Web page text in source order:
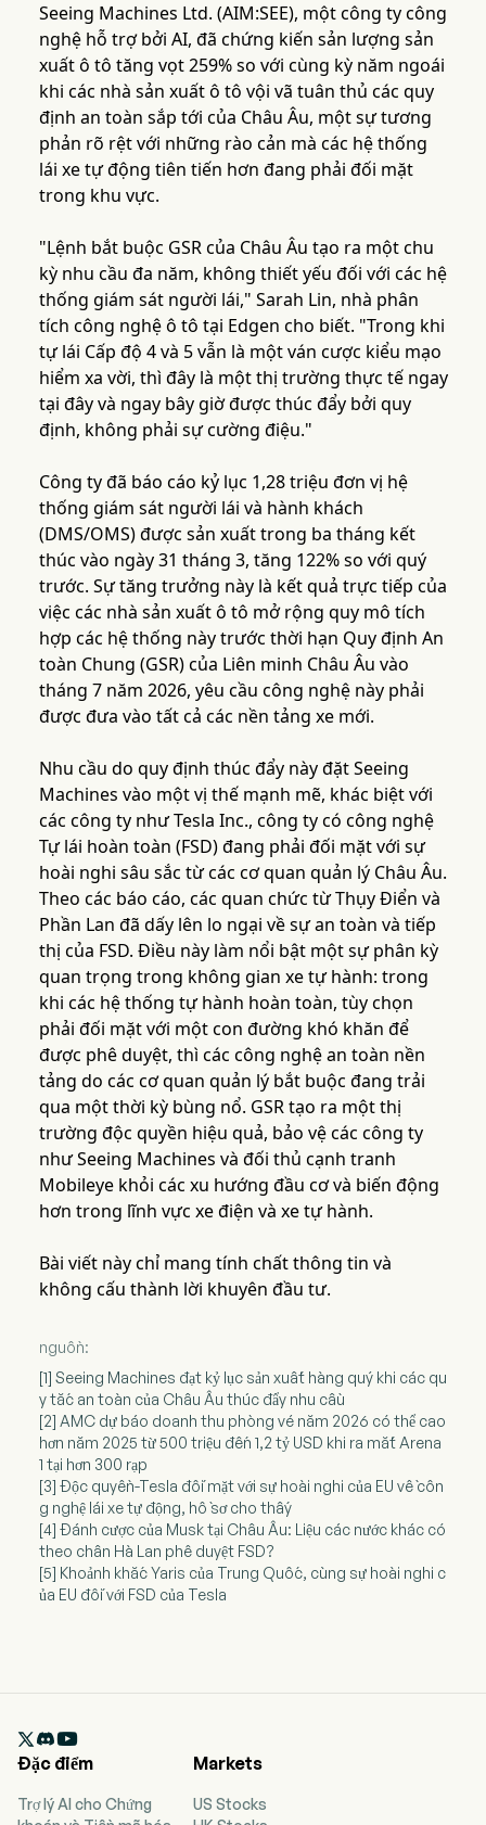
Seeing Machines Ltd. (AIM:SEE), một công ty công
nghệ hỗ trợ bởi AI, đã chứng kiến sản lượng sản
xuất ô tô tăng vọt 259% so với cùng kỳ năm ngoái
khi các nhà sản xuất ô tô vội vã tuân thủ các quy
định an toàn sắp tới của Châu Âu, một sự tương
phản rõ rệt với những rào cản mà các hệ thống
lái xe tự động tiên tiến hơn đang phải đối mặt
trong khu vực.
"Lệnh bắt buộc GSR của Châu Âu tạo ra một chu
kỳ nhu cầu đa năm, không thiết yếu đối với các hệ
thống giám sát người lái," Sarah Lin, nhà phân
tích công nghệ ô tô tại Edgen cho biết. "Trong khi
tự lái Cấp độ 4 và 5 vẫn là một ván cược kiểu mạo
hiểm xa vời, thì đây là một thị trường thực tế ngay
tại đây và ngay bây giờ được thúc đẩy bởi quy
định, không phải sự cường điệu."
Công ty đã báo cáo kỷ lục 1,28 triệu đơn vị hệ
thống giám sát người lái và hành khách
(DMS/OMS) được sản xuất trong ba tháng kết
thúc vào ngày 31 tháng 3, tăng 122% so với quý
trước. Sự tăng trưởng này là kết quả trực tiếp của
việc các nhà sản xuất ô tô mở rộng quy mô tích
hợp các hệ thống này trước thời hạn Quy định An
toàn Chung (GSR) của Liên minh Châu Âu vào
tháng 7 năm 2026, yêu cầu công nghệ này phải
được đưa vào tất cả các nền tảng xe mới.
Nhu cầu do quy định thúc đẩy này đặt Seeing
Machines vào một vị thế mạnh mẽ, khác biệt với
các công ty như Tesla Inc., công ty có công nghệ
Tự lái hoàn toàn (FSD) đang phải đối mặt với sự
hoài nghi sâu sắc từ các cơ quan quản lý Châu Âu.
Theo các báo cáo, các quan chức từ Thụy Điển và
Phần Lan đã dấy lên lo ngại về sự an toàn và tiếp
thị của FSD. Điều này làm nổi bật một sự phân kỳ
quan trọng trong không gian xe tự hành: trong
khi các hệ thống tự hành hoàn toàn, tùy chọn
phải đối mặt với một con đường khó khăn để
được phê duyệt, thì các công nghệ an toàn nền
tảng do các cơ quan quản lý bắt buộc đang trải
qua một thời kỳ bùng nổ. GSR tạo ra một thị
trường độc quyền hiệu quả, bảo vệ các công ty
như Seeing Machines và đối thủ cạnh tranh
Mobileye khỏi các xu hướng đầu cơ và biến động
hơn trong lĩnh vực xe điện và xe tự hành.
Bài viết này chỉ mang tính chất thông tin và
không cấu thành lời khuyên đầu tư.
nguồn:
[1] Seeing Machines đạt kỷ lục sản xuất hàng quý khi các qu
y tắc an toàn của Châu Âu thúc đẩy nhu cầu
[2] AMC dự báo doanh thu phòng vé năm 2026 có thể cao
hơn năm 2025 từ 500 triệu đến 1,2 tỷ USD khi ra mắt Arena
1 tại hơn 300 rạp
[3] Độc quyền-Tesla đối mặt với sự hoài nghi của EU về côn
g nghệ lái xe tự động, hồ sơ cho thấy
[4] Đánh cược của Musk tại Châu Âu: Liệu các nước khác có
theo chân Hà Lan phê duyệt FSD?
[5] Khoảnh khắc Yaris của Trung Quốc, cùng sự hoài nghi c
ủa EU đối với FSD của Tesla

Đặc điểm
Trợ lý AI cho Chứng
Markets
US Stocks